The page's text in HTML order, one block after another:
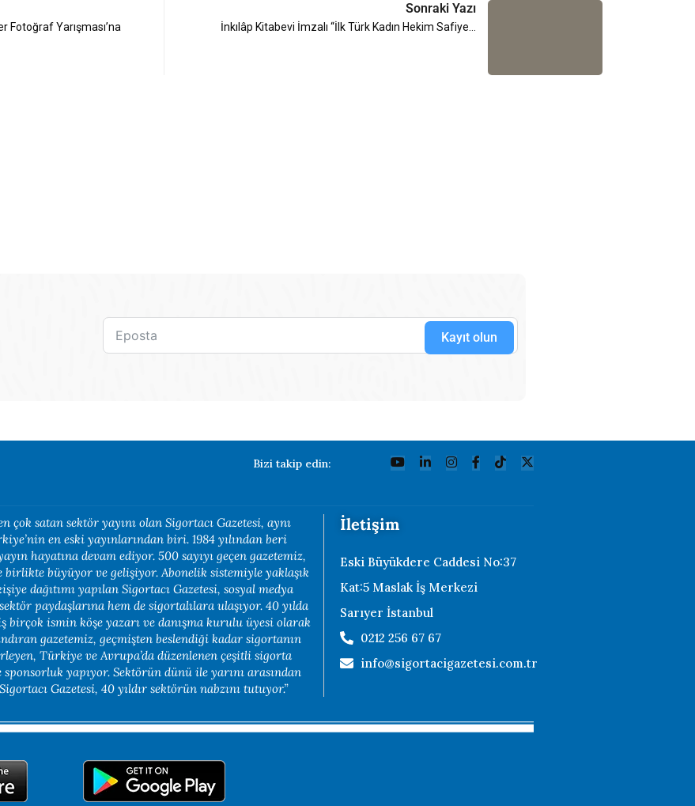
Fotoğraf Yarışması’na
Sonraki Yazı
İnkılâp Kitabevi İmzalı “İlk Türk Kadın Hekim Safiye…
Kayıt olun
Bizi takip edin:
çok satan sektör yayını olan Sigortacı Gazetesi, aynı
en eski yayınlarından biri. 1984 yılından beri
hayatına devam ediyor. 500 sayıyı geçen gazetemiz,
birlikte büyüyor ve gelişiyor. Abonelik sistemiyle yaklaşık
dağıtımı yapılan Sigortacı Gazetesi, sosyal medya
paydaşlarına hem de sigortalılara ulaşıyor. 40 yılda
birçok ismin köşe yazarı ve danışma kurulu üyesi olarak
gazetemiz, geçmişten beslendiği kadar sigortanın
Türkiye ve Avrupa’da düzenlenen çeşitli sigorta
yapıyor. Sektörün dünü ile yarını arasından
Gazetesi, 40 yıldır sektörün nabzını tutuyor.”
İletişim
Eski Büyükdere Caddesi No:37
Kat:5 Maslak İş Merkezi
Sarıyer İstanbul
0212 256 67 67
info@sigortacigazetesi.com.tr